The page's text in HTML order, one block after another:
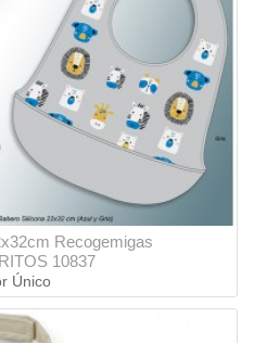
Recogemigas
10837
Único